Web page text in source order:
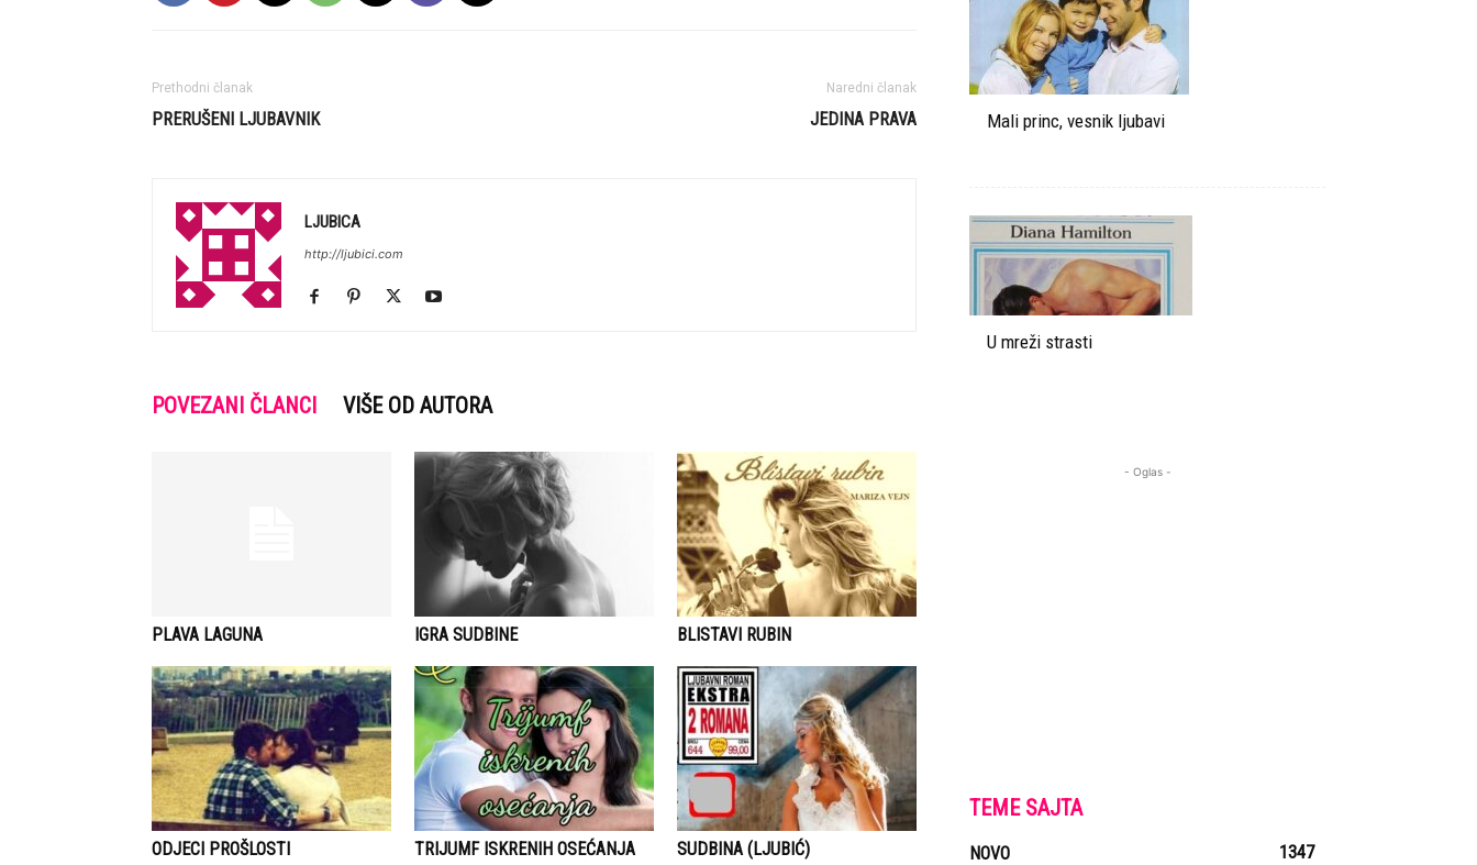
Prethodni članak
PRERUŠENI LJUBAVNIK
Naredni članak
JEDINA PRAVA
LJUBICA
http://ljubici.com
POVEZANI ČLANCI VIŠE OD AUTORA
PLAVA LAGUNA IGRA SUDBINE BLISTAVI RUBIN
ODJECI PROŠLOSTI TRIJUMF ISKRENIH OSEĆANJA SUDBINA (LJUBIĆ)
Mali princ, vesnik ljubavi
U mreži strasti
- Oglas -
TEME SAJTA
NOVO
1347